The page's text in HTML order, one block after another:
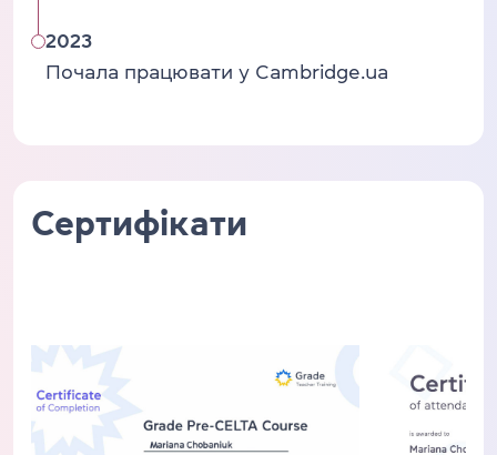
2023
Почала працювати у Cambridge.ua
Сертифікати